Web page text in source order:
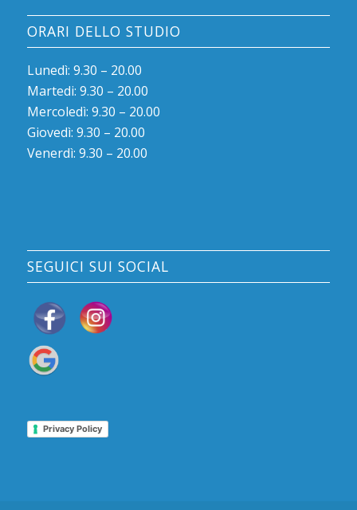
ORARI DELLO STUDIO
Lunedì: 9.30 – 20.00
Martedi: 9.30 – 20.00
Mercoledì: 9.30 – 20.00
Giovedì: 9.30 – 20.00
Venerdì: 9.30 – 20.00
SEGUICI SUI SOCIAL
Privacy Policy